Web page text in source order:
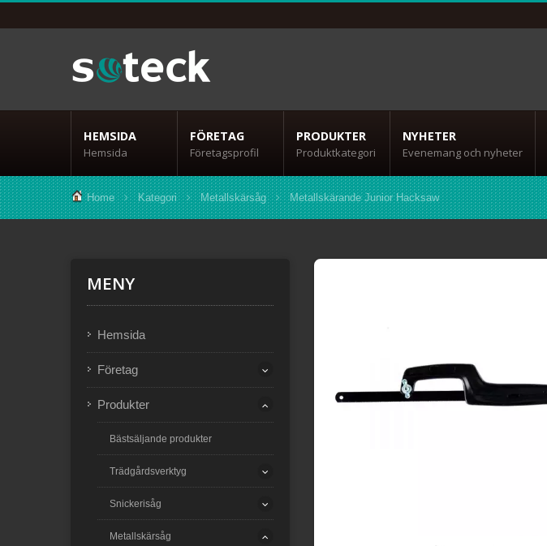
HEMSIDA
Hemsida
FÖRETAG
Företagsprofil
PRODUKTER
Produktkategori
NYHETER
Evenemang och nyheter
Home Kategori Metallskärsåg Metallskärande Junior Hacksaw
MENY
Hemsida
Företag
Produkter
Bästsäljande produkter
Trädgårdsverktyg
Snickerisåg
Metallskärsåg